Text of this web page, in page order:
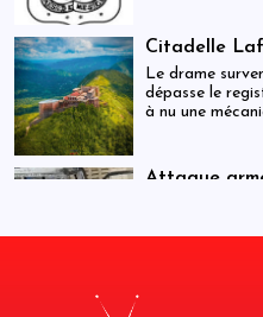
Citadelle
national
Le drame
dépasse le
à nu une
opérationnelle.
Attaque